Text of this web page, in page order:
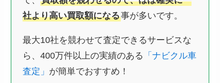
社より高い買取額になる事が多いです。
最大10社を競わせて査定できるサービスな
ら、400万件以上の実績のある 「ナビクル車
査定」 が簡単でおすすめ！